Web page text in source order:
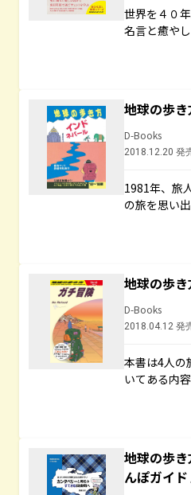
世界を４０
名言と癒や
地球の歩き
D-Books
2018.12.20 発
1981年、旅
の旅を思い
地球の歩
D-Books
2018.04.12 発
本書は4人の
いてある内
地球の歩
んぽガイ